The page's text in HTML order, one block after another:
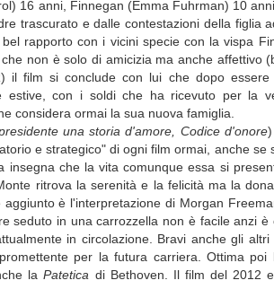
16 anni, Finnegan (Emma Fuhrman) 10
trascurato e dalle contestazioni della figlia
rapporto con i vicini specie con la vispa
non è solo di amicizia ma anche affettivo
il film si conclude con lui che dopo
con i soldi che ha ricevuto per la
considera ormai la sua nuova famiglia.
una storia d'amore, Codice d'onore)
e strategico" di ogni film ormai, anche se
che la vita comunque essa si
ritrova la serenità e la felicità ma la
è l'interpretazione di Morgan
seduto in una carrozzella non è facile anzi
in circolazione. Bravi anche gli
per la futura carriera. Ottima
laPatetica di Bethoven. Il film del 2012